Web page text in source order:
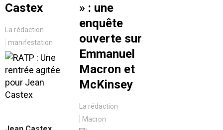
Castex
La rédaction
manifestation
» : une
enquête
ouverte sur
Emmanuel
Macron et
McKinsey
La rédaction
Macron